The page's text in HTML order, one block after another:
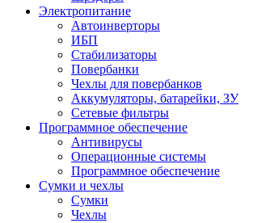
Электропитание
Автоинверторы
ИБП
Стабилизаторы
Повербанки
Чехлы для повербанков
Аккумуляторы, батарейки, ЗУ
Сетевые фильтры
Программное обеспечение
Антивирусы
Операционные системы
Программное обеспечение
Сумки и чехлы
Сумки
Чехлы